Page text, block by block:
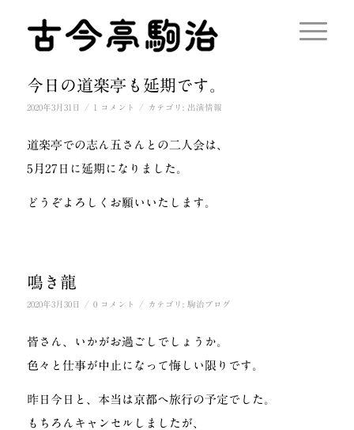
今日の道楽亭も延期です。
2020年3月31日 / 1 コメント / カテゴリ: 出演情報
道楽亭での志ん五さんとの二人会は、
5月27日に延期になりました。
どうぞよろしくお願いいたします。
鳴き龍
2020年3月30日 / 0 コメント / カテゴリ: 駒治ブログ
皆さん、いかがお過ごしでしょうか。
色々と仕事が中止になって悔しい限りです。
昨日今日と、本当は京都へ旅行の予定でした。
もちろんキャンセルしましたが、